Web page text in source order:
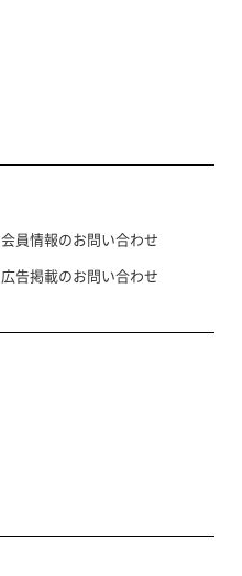
会員情報のお問い合わせ
広告掲載のお問い合わせ